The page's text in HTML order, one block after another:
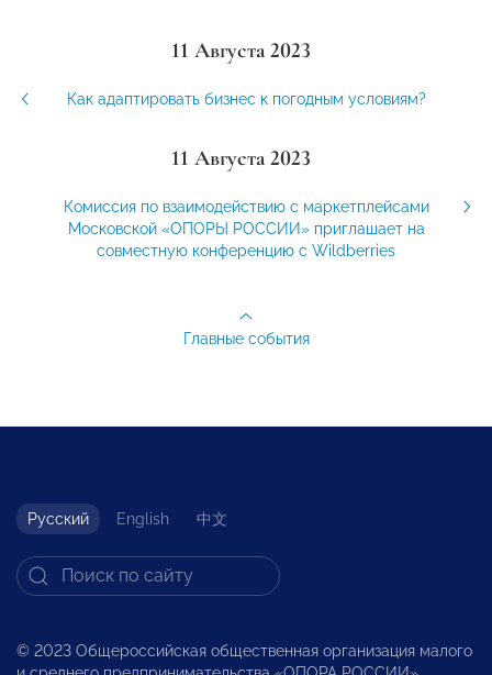
11 Августа 2023
Как адаптировать бизнес к погодным условиям?
11 Августа 2023
Комиссия по взаимодействию с маркетплейсами
Московской «ОПОРЫ РОССИИ» приглашает на
совместную конференцию с Wildberries
Главные события
Русский English 中文
© 2023 Общероссийская общественная организация малого